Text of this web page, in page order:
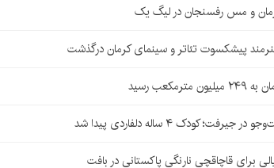
و مس رفسنجان در لیگ یک
پیشکسوت تئاتر و سینمای کرمان درگذشت
رسید
کودک ۴ ساله دلفاردی پیدا شد